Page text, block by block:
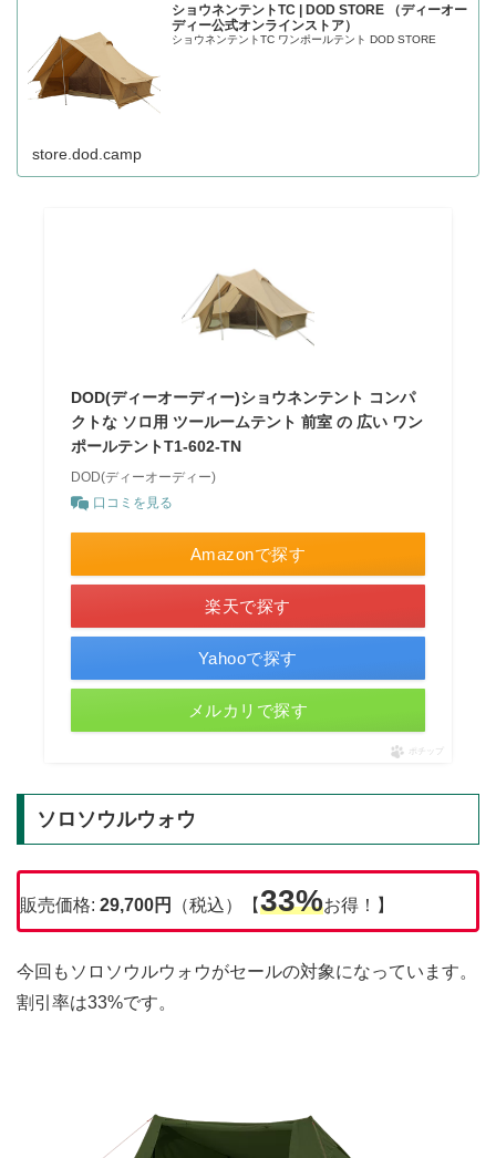
ショウネンテントTC | DOD STORE （ディーオー
ディー公式オンラインストア）
ショウネンテントTC ワンポールテント DOD STORE
store.dod.camp
DOD(ディーオーディー)ショウネンテント コンパ
クトな ソロ用 ツールームテント 前室 の 広い ワン
ポールテントT1-602-TN
DOD(ディーオーディー)
口コミを見る
Amazonで探す
楽天で探す
Yahooで探す
メルカリで探す
ポチップ
ソロソウルウォウ
販売価格: 29,700円 （税込）【33%お得！】
今回もソロソウルウォウがセールの対象になっています。
割引率は33%です。